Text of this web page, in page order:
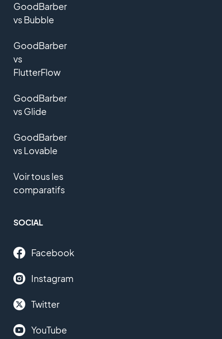
GoodBarber
vs Bubble
GoodBarber
vs
FlutterFlow
GoodBarber
vs Glide
GoodBarber
vs Lovable
Voir tous les
comparatifs
SOCIAL
Facebook
Instagram
Twitter
YouTube